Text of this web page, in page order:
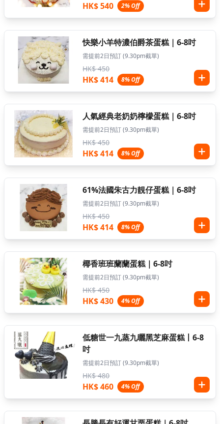
HK$ 540 2% Off
快樂小羊特濃伯爵茶蛋糕｜6-8吋
需提前2日預訂 (9.30pm截單)
HK$ 450
HK$ 414 8% Off
人氣經典老奶奶檸檬蛋糕｜6-8吋
需提前2日預訂 (9.30pm截單)
HK$ 450
HK$ 414 8% Off
61%法國朱古力靚仔蛋糕｜6-8吋
需提前2日預訂 (9.30pm截單)
HK$ 450
HK$ 414 8% Off
椰香班班蘭蘭蛋糕｜6-8吋
需提前2日預訂 (9.30pm截單)
HK$ 450
HK$ 430 4% Off
低糖世一九蒸九曬黑芝麻蛋糕丨6-8
吋
需提前2日預訂 (9.30pm截單)
HK$ 480
HK$ 460 4% Off